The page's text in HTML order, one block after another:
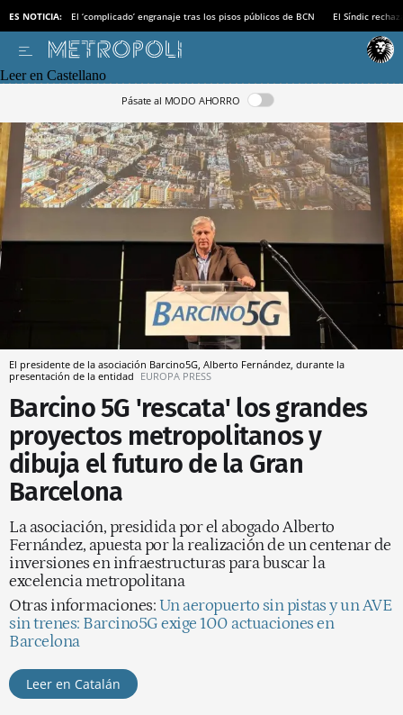
ES NOTICIA: El ‘complicado’ engranaje tras los pisos públicos de BCN El Síndic
Leer en Castellano
Pásate al MODO AHORRO
El presidente de la asociación Barcino5G, Alberto Fernández, durante la
presentación de la entidad EUROPA PRESS
Barcino 5G 'rescata' los grandes
proyectos metropolitanos y
dibuja el futuro de la Gran
Barcelona
La asociación, presidida por el abogado Alberto
Fernández, apuesta por la realización de un centenar de
inversiones en infraestructuras para buscar la
excelencia metropolitana
Otras informaciones: Un aeropuerto sin pistas y un AVE
sin trenes: Barcino5G exige 100 actuaciones en
Barcelona
Leer en Catalán